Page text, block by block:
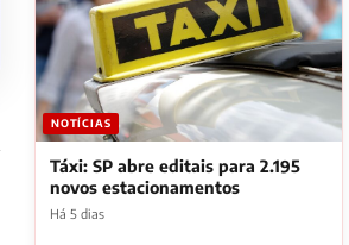
NOTÍCIAS
Táxi: SP abre editais para 2.195
novos estacionamentos
Há 5 dias